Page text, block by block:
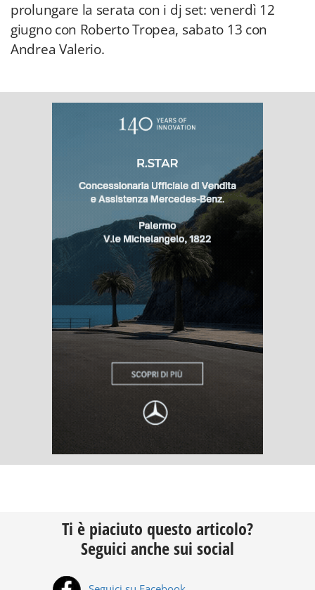
prolungare la serata con i dj set: venerdì 12
giugno con Roberto Tropea, sabato 13 con
Andrea Valerio.
Ti è piaciuto questo articolo?
Seguici anche sui social